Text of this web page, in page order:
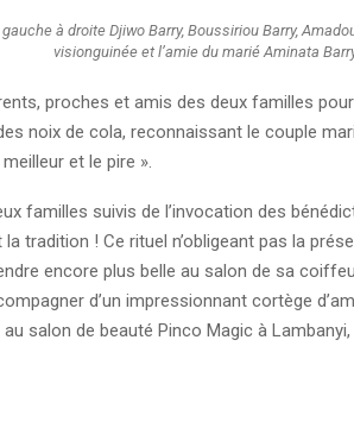
gauche à droite Djiwo Barry, Boussiriou Barry,
visionguinée et l’amie du marié Aminata
proches et amis des deux familles pour
noix de cola, reconnaissant le couple
et le pire ».
familles suivis de l’invocation des
tradition ! Ce rituel n’obligeant pas la
encore plus belle au salon de sa
d’un impressionnant cortège
salon de beauté Pinco Magic à